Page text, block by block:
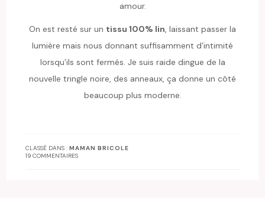
amour.
On est resté sur un tissu 100% lin, laissant passer la
lumière mais nous donnant suffisamment d’intimité
lorsqu’ils sont fermés. Je suis raide dingue de la
nouvelle tringle noire, des anneaux, ça donne un côté
beaucoup plus moderne.
CLASSÉ DANS :MAMAN BRICOLE
19 COMMENTAIRES